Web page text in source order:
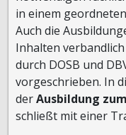
in einem
Auch die
Inhalten
durch DOSB und
vorgeschrieben. In
derAusbildung zum
schließt mit einer